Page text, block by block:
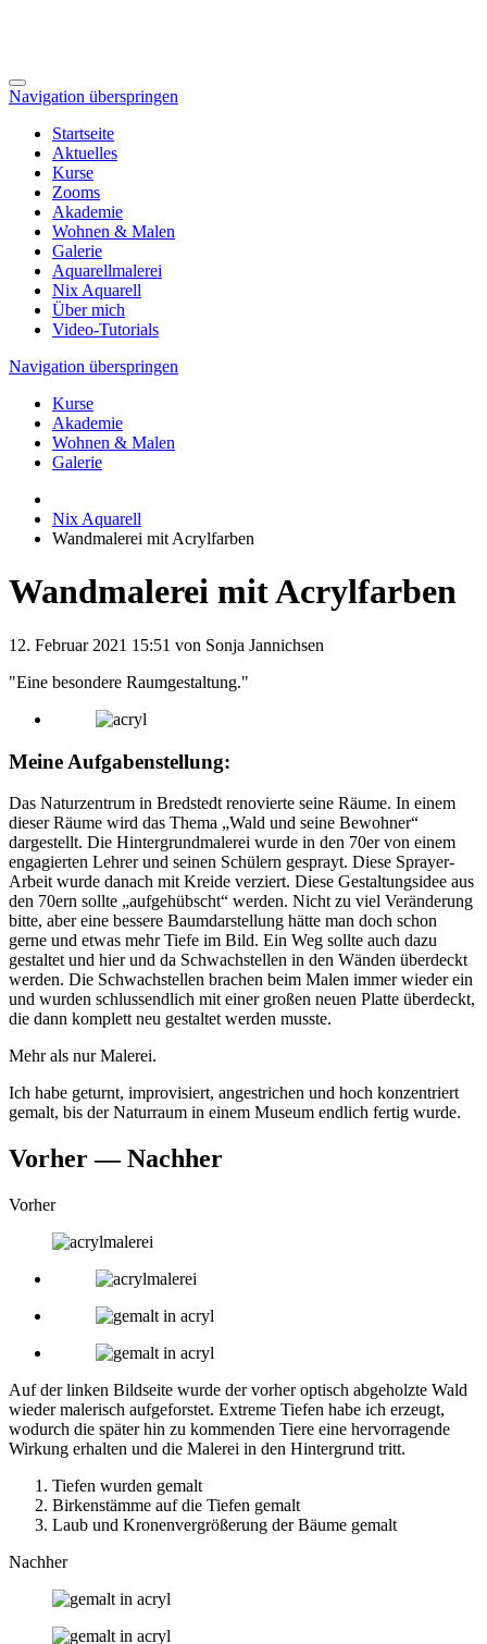
Navigation überspringen
Startseite
Aktuelles
Kurse
Zooms
Akademie
Wohnen & Malen
Galerie
Aquarellmalerei
Nix Aquarell
Über mich
Video-Tutorials
Navigation überspringen
Kurse
Akademie
Wohnen & Malen
Galerie
Nix Aquarell
Wandmalerei mit Acrylfarben
Wandmalerei mit Acrylfarben
12. Februar 2021 15:51 von Sonja Jannichsen
"Eine besondere Raumgestaltung."
Meine Aufgabenstellung:
Das Naturzentrum in Bredstedt renovierte seine Räume. In einem
dieser Räume wird das Thema „Wald und seine Bewohner“
dargestellt. Die Hintergrundmalerei wurde in den 70er von einem
engagierten Lehrer und seinen Schülern gesprayt. Diese Sprayer-
Arbeit wurde danach mit Kreide verziert. Diese Gestaltungsidee aus
den 70ern sollte „aufgehübscht“ werden. Nicht zu viel Veränderung
bitte, aber eine bessere Baumdarstellung hätte man doch schon
gerne und etwas mehr Tiefe im Bild. Ein Weg sollte auch dazu
gestaltet und hier und da Schwachstellen in den Wänden überdeckt
werden. Die Schwachstellen brachen beim Malen immer wieder ein
und wurden schlussendlich mit einer großen neuen Platte überdeckt,
die dann komplett neu gestaltet werden musste.
Mehr als nur Malerei.
Ich habe geturnt, improvisiert, angestrichen und hoch konzentriert
gemalt, bis der Naturraum in einem Museum endlich fertig wurde.
Vorher — Nachher
Vorher
Auf der linken Bildseite wurde der vorher optisch abgeholzte Wald
wieder malerisch aufgeforstet. Extreme Tiefen habe ich erzeugt,
wodurch die später hin zu kommenden Tiere eine hervorragende
Wirkung erhalten und die Malerei in den Hintergrund tritt.
Tiefen wurden gemalt
Birkenstämme auf die Tiefen gemalt
Laub und Kronenvergrößerung der Bäume gemalt
Nachher